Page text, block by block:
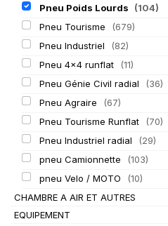
Pneu Poids Lourds
(104)
Pneu Tourisme
(679)
Pneu Industriel
(82)
Pneu 4x4 runflat
(11)
Pneu Génie Civil radial
(36)
Pneu Agraire
(67)
Pneu Tourisme Runflat
(70)
Pneu Industriel radial
(29)
pneu Camionnette
(103)
pneu Velo / MOTO
(10)
CHAMBRE A AIR ET AUTRES
EQUIPEMENT